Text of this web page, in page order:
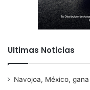
Ultimas Noticias
Navojoa, México,